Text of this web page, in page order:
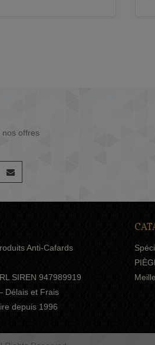
nos offres
Anti-Cafards
SIREN 947989919
Délais et Frais
depuis 1996